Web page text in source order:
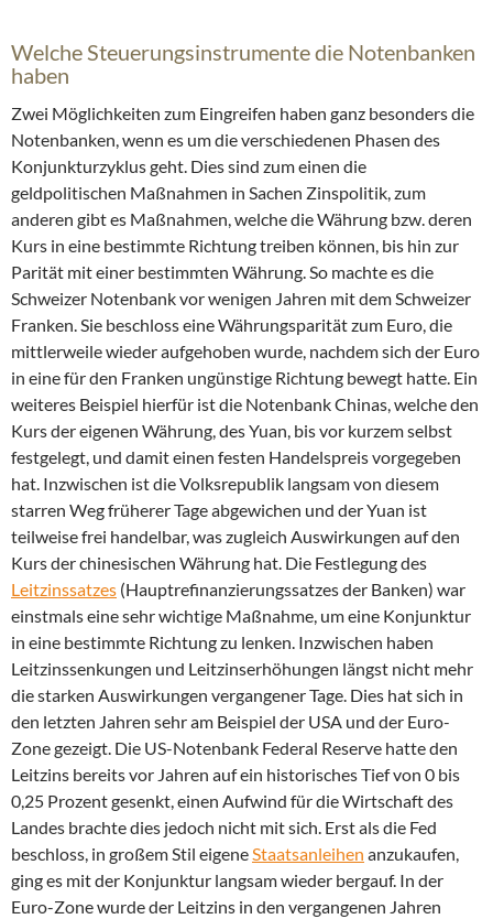
Welche Steuerungsinstrumente die Notenbanken
haben
Zwei Möglichkeiten zum Eingreifen haben ganz besonders die
Notenbanken, wenn es um die verschiedenen Phasen des
Konjunkturzyklus geht. Dies sind zum einen die
geldpolitischen Maßnahmen in Sachen Zinspolitik, zum
anderen gibt es Maßnahmen, welche die Währung bzw. deren
Kurs in eine bestimmte Richtung treiben können, bis hin zur
Parität mit einer bestimmten Währung. So machte es die
Schweizer Notenbank vor wenigen Jahren mit dem Schweizer
Franken. Sie beschloss eine Währungsparität zum Euro, die
mittlerweile wieder aufgehoben wurde, nachdem sich der Euro
in eine für den Franken ungünstige Richtung bewegt hatte. Ein
weiteres Beispiel hierfür ist die Notenbank Chinas, welche den
Kurs der eigenen Währung, des Yuan, bis vor kurzem selbst
festgelegt, und damit einen festen Handelspreis vorgegeben
hat. Inzwischen ist die Volksrepublik langsam von diesem
starren Weg früherer Tage abgewichen und der Yuan ist
teilweise frei handelbar, was zugleich Auswirkungen auf den
Kurs der chinesischen Währung hat. Die Festlegung des
Leitzinssatzes (Hauptrefinanzierungssatzes der Banken) war
einstmals eine sehr wichtige Maßnahme, um eine Konjunktur
in eine bestimmte Richtung zu lenken. Inzwischen haben
Leitzinssenkungen und Leitzinserhöhungen längst nicht mehr
die starken Auswirkungen vergangener Tage. Dies hat sich in
den letzten Jahren sehr am Beispiel der USA und der Euro-
Zone gezeigt. Die US-Notenbank Federal Reserve hatte den
Leitzins bereits vor Jahren auf ein historisches Tief von 0 bis
0,25 Prozent gesenkt, einen Aufwind für die Wirtschaft des
Landes brachte dies jedoch nicht mit sich. Erst als die Fed
beschloss, in großem Stil eigeneStaatsanleihen anzukaufen,
ging es mit der Konjunktur langsam wieder bergauf. In der
Euro-Zone wurde der Leitzins in den vergangenen Jahren